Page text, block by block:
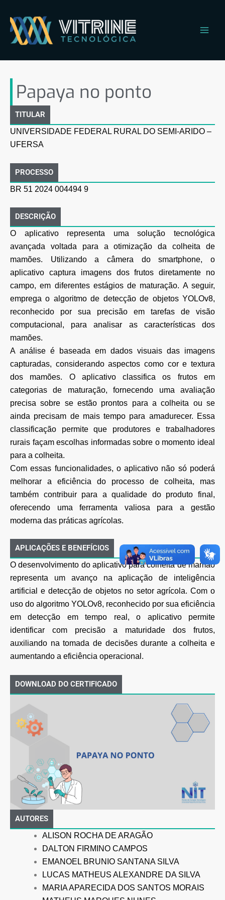
para
conteúdo
Papaya no ponto
TITULAR
UNIVERSIDADE FEDERAL RURAL DO SEMI-ARIDO –
UFERSA
PROCESSO
BR 51 2024 004494 9
DESCRIÇÃO
O aplicativo representa uma solução tecnológica
avançada voltada para a otimização da colheita de
mamões. Utilizando a câmera do smartphone, o
aplicativo captura imagens dos frutos diretamente no
campo, em diferentes estágios de maturação. A seguir,
emprega o algoritmo de detecção de objetos YOLOv8,
reconhecido por sua precisão em tarefas de visão
computacional, para analisar as características dos
mamões.
A análise é baseada em dados visuais das imagens
capturadas, considerando aspectos como cor e textura
dos mamões. O aplicativo classifica os frutos em
categorias de maturação, fornecendo uma avaliação
precisa sobre se estão prontos para a colheita ou se
ainda precisam de mais tempo para amadurecer. Essa
classificação permite que produtores e trabalhadores
rurais façam escolhas informadas sobre o momento ideal
para a colheita.
Com essas funcionalidades, o aplicativo não só poderá
melhorar a eficiência do processo de colheita, mas
também contribuir para a qualidade do produto final,
oferecendo uma ferramenta valiosa para a gestão
moderna das práticas agrícolas.
APLICAÇÕES E BENEFÍCIOS
O desenvolvimento do aplicativo para colheita de mamão
representa um avanço na aplicação de inteligência
artificial e detecção de objetos no setor agrícola. Com o
uso do algoritmo YOLOv8, reconhecido por sua eficiência
em detecção em tempo real, o aplicativo permite
identificar com precisão a maturidade dos frutos,
auxiliando na tomada de decisões durante a colheita e
aumentando a eficiência operacional.
DOWNLOAD DO CERTIFICADO
AUTORES
ALISON ROCHA DE ARAGÃO
DALTON FIRMINO CAMPOS
EMANOEL BRUNIO SANTANA SILVA
LUCAS MATHEUS ALEXANDRE DA SILVA
MARIA APARECIDA DOS SANTOS MORAIS